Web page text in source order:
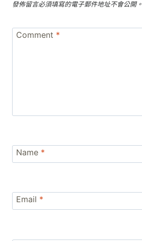
發佈留言必須填寫的電子郵件地址不會公開。
Comment *
Name *
Email *